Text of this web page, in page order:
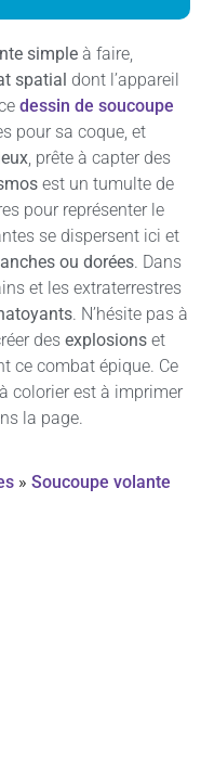
simple à faire,
spatial dont l’appareil
dessin de soucoupe
pour sa coque, et
, prête à capter des
est un tumulte de
pour représenter le
se dispersent ici et
ou dorées. Dans
et les extraterrestres
. N’hésite pas à
des explosions et
ce combat épique. Ce
à colorier est à imprimer
la page.
» Soucoupe volante